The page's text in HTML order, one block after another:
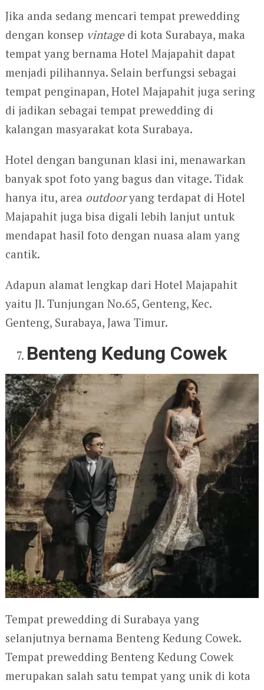
Jika anda sedang mencari tempat prewedding
dengan konsep vintagedi kota Surabaya, maka
tempat yang bernama Hotel Majapahit dapat
menjadi pilihannya. Selain berfungsi sebagai
tempat penginapan, Hotel Majapahit juga sering
di jadikan sebagai tempat prewedding di
kalangan masyarakat kota Surabaya.
Hotel dengan bangunan klasi ini, menawarkan
banyak spot foto yang bagus dan vitage. Tidak
hanya itu, area outdooryang terdapat di Hotel
Majapahit juga bisa digali lebih lanjut untuk
mendapat hasil foto dengan nuasa alam yang
cantik.
Adapun alamat lengkap dari Hotel Majapahit
yaitu Jl. Tunjungan No.65, Genteng, Kec.
Genteng, Surabaya, Jawa Timur.
Benteng Kedung Cowek
Tempat prewedding di Surabaya yang
selanjutnya bernama Benteng Kedung Cowek.
Tempat prewedding Benteng Kedung Cowek
merupakan salah satu tempat yang unik di kota